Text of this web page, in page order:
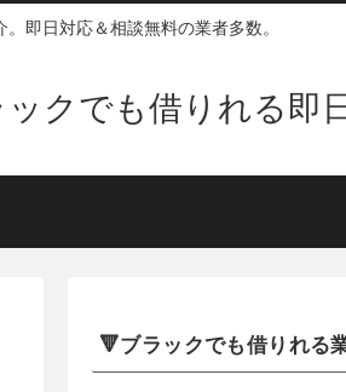
即日対応＆相談無料の業者多数。
クでも借りれる即
🔻ブラックでも借りれる